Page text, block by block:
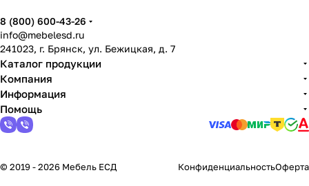
8 (800) 600-43-26
info@mebelesd.ru
241023, г. Брянск, ул. Бежицкая, д. 7
Каталог продукции
Компания
Информация
Помощь
© 2019 - 2026 Мебель ЕСД КонфиденциальностьОферта